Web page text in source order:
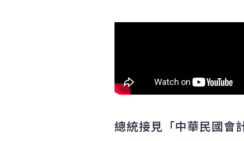
總統接見「中華民國會